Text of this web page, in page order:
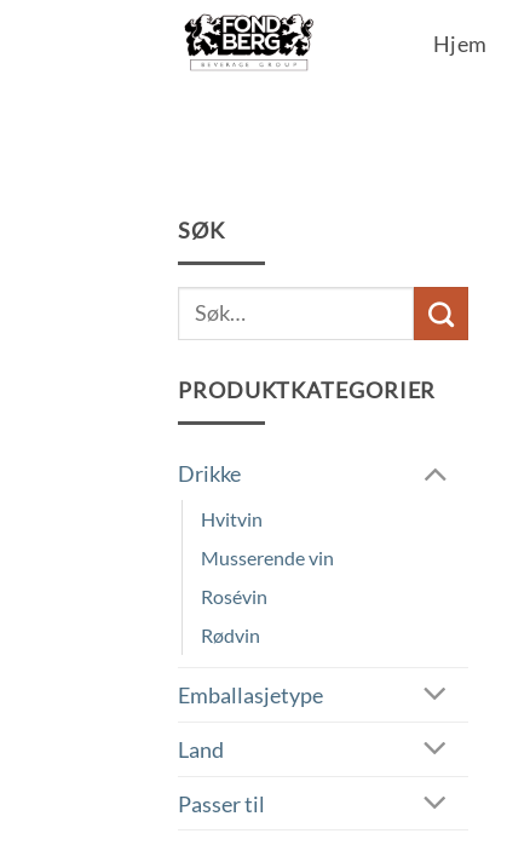
Hjem
SØK
Søk
PRODUKTKATEGORIER
Drikke
Hvitvin
Musserende vin
Rosévin
Rødvin
Emballasjetype
Land
Passer til